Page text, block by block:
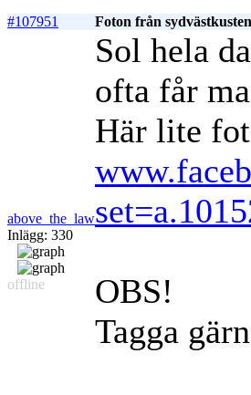
#107951
Foton från
above_the_law
Inlägg: 330
offline
Sol hela
ofta får
Här lite
OBS!
Tagga